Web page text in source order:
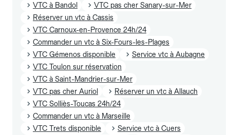
VTC à Bandol
VTC pas cher Sanary-sur-Mer
Réserver un vtc à Cassis
VTC Carnoux-en-Provence 24h/24
Commander un vtc à Six-Fours-les-Plages
VTC Gémenos disponible
Service vtc à Aubagne
VTC Toulon sur réservation
VTC à Saint-Mandrier-sur-Mer
VTC pas cher Auriol
Réserver un vtc à Allauch
VTC Solliès-Toucas 24h/24
Commander un vtc à Marseille
VTC Trets disponible
Service vtc à Cuers